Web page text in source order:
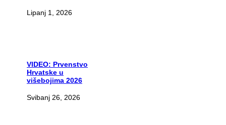
Lipanj 1, 2026
VIDEO: Prvenstvo
Hrvatske u
višebojima 2026
Svibanj 26, 2026